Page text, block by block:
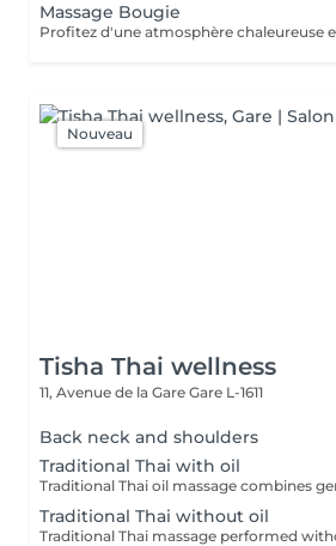
Massage Bougie
Nouveau
Tisha Thai wellness
11, Avenue de la Gare Gare L-1611
Back neck and shoulders
Traditional Thai with oil
Traditional Thai without oil